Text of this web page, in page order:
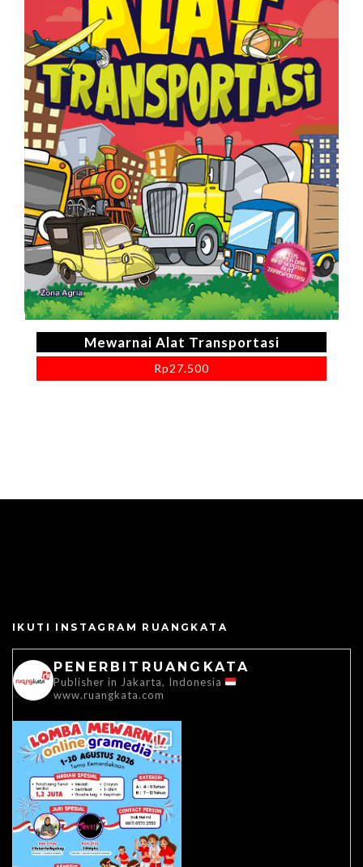
Mewarnai Alat Transportasi
Rp27.500
IKUTI INSTAGRAM RUANGKATA
PENERBITRUANGKATA
Publisher in Jakarta, Indonesia
www.ruangkata.com